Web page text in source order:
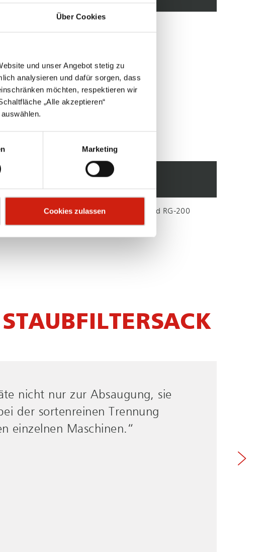
Über Cookies
und unser Angebot stetig zu
analysieren und dafür sorgen, dass
möchten, respektieren wir
„Alle akzeptieren“
Marketing
Cookies zulassen
Mischen
SON­DER­AUS­FÜH­RUN­GEN
Wechselstrom für RG-100 und RG-200
nicht nur zur Absaugung, sie
der sortenreinen Trennung
einzelnen Maschinen.“
nicht mitlaufen, ist der Boden
Das bedeutet eine erhebliche